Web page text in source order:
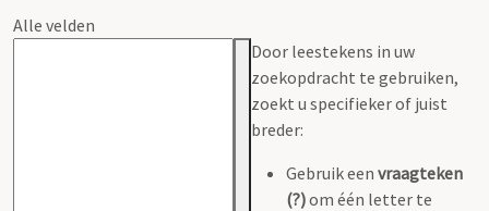
Alle velden
Door leestekens in uw
zoekopdracht te gebruiken,
zoekt u specifieker of juist
breder:
Gebruik een vraagteken
(?)om één letter te